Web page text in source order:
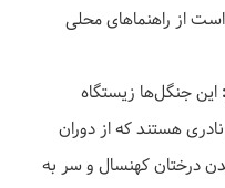
از راهنماهای محلی
این جنگل‌ها زیستگاه
هستند که از دوران
درختان کهنسال و سر به